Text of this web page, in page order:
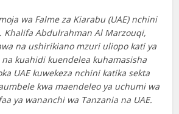
wa Falme za Kiarabu (UAE) nchini
Khalifa Abdulrahman Al Marzouqi,
na ushirikiano mzuri uliopo kati ya
kuahidi kuendelea kuhamasisha
UAE kuwekeza nchini katika sekta
kwa maendeleo ya uchumi wa
ya wananchi wa Tanzania na UAE.